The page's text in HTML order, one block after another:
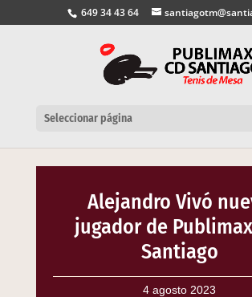
649 34 43 64
Seleccionar página
Alejandro Vivó
jugador de
Santiago
4 agosto 2023